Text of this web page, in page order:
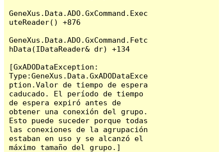
GeneXus.Data.ADO.GxCommand.Exec
uteReader() +876
GeneXus.Data.ADO.GxCommand.Fetc
hData(IDataReader& dr) +134
[GxADODataException:
Type:GeneXus.Data.GxADODataExce
ption.Valor de tiempo de espera
caducado. El período de tiempo
de espera expiró antes de
obtener una conexión del grupo.
Esto puede suceder porque todas
las conexiones de la agrupación
estaban en uso y se alcanzó el
máximo tamaño del grupo.]